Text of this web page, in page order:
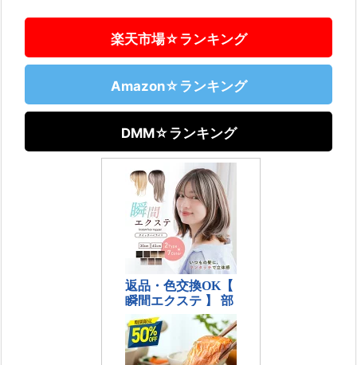
楽天市場☆ランキング
Amazon☆ランキング
DMM☆ランキング